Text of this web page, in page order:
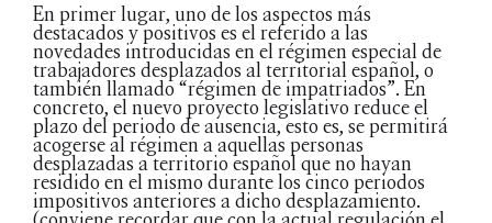
En primer lugar, uno de los aspectos más
destacados y positivos es el referido a las
novedades introducidas en el régimen especial de
trabajadores desplazados al territorial español, o
también llamado “régimen de impatriados”. En
concreto, el nuevo proyecto legislativo reduce el
plazo del periodo de ausencia, esto es, se permitirá
acogerse al régimen a aquellas personas
desplazadas a territorio español que no hayan
residido en el mismo durante los cinco periodos
impositivos anteriores a dicho desplazamiento.